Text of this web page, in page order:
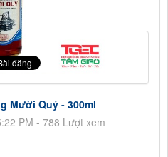
Mười Quý - 300ml
PM - 788 Lượt xem